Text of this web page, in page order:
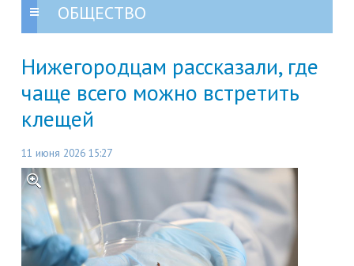
ОБЩЕСТВО
Нижегородцам рассказали, где
чаще всего можно встретить
клещей
11 июня 2026 15:27